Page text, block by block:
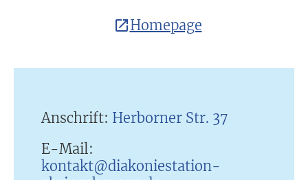
Homepage
Anschrift: Herborner Str. 37
E-Mail:
kontakt@diakoniestation-